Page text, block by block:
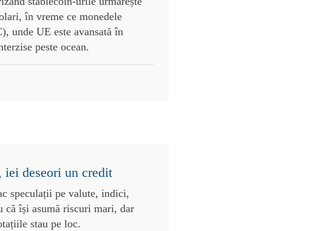
în vreme ce monedele
unde UE este avansată în
peste ocean.
iei deseori un credit
speculații pe valute, indici,
că își asumă riscuri mari, dar
stau pe loc.